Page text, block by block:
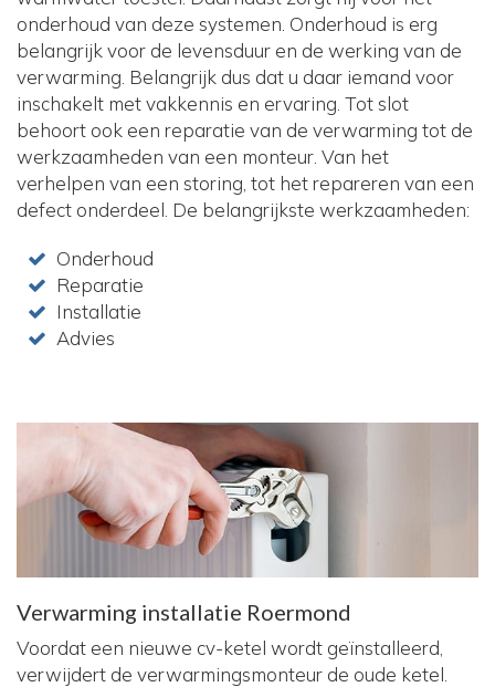
onderhoud van deze systemen. Onderhoud is erg
belangrijk voor de levensduur en de werking van de
verwarming. Belangrijk dus dat u daar iemand voor
inschakelt met vakkennis en ervaring. Tot slot
behoort ook een reparatie van de verwarming tot de
werkzaamheden van een monteur. Van het
verhelpen van een storing, tot het repareren van een
defect onderdeel. De belangrijkste werkzaamheden:
Onderhoud
Reparatie
Installatie
Advies
Verwarming installatie Roermond
Voordat een nieuwe cv-ketel wordt geïnstalleerd,
verwijdert de verwarmingsmonteur de oude ketel.